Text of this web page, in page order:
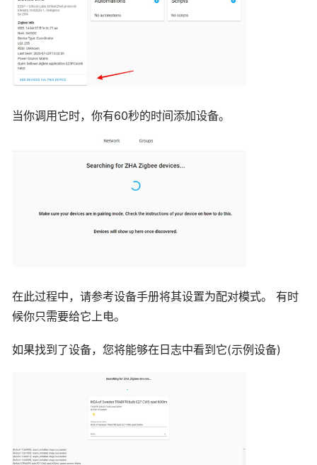
当你调用它时，你有60秒的时间添加设备。
在此过程中，请参考设备手册将其设置为配对模式。 有时
候你只需要给它上电。
如果找到了设备，您将能够在日志中看到它(示例设备)